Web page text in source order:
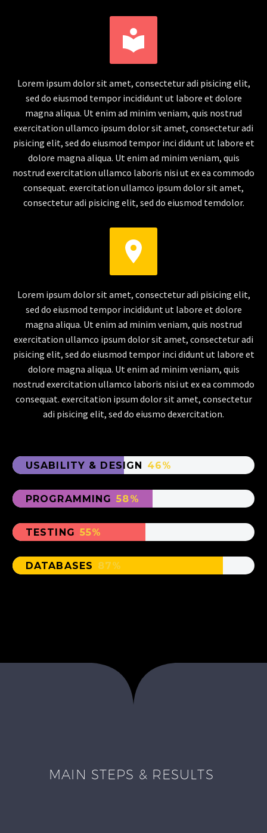


Lorem ipsum dolor sit amet, consectetur adi pisicing elit,
sed do eiusmod tempor incididunt ut labore et dolore
magna aliqua. Ut enim ad minim veniam, quis nostrud
exercitation ullamco ipsum dolor sit amet, consectetur adi
pisicing elit, sed do eiusmod tempor inci didunt ut labore et
dolore magna aliqua. Ut enim ad minim veniam, quis
nostrud exercitation ullamco laboris nisi ut ex ea commodo
consequat. exercitation ullamco ipsum dolor sit amet,
consectetur adi pisicing elit, sed do eiusmod temdolor.


Lorem ipsum dolor sit amet, consectetur adi pisicing elit,
sed do eiusmod tempor incididunt ut labore et dolore
magna aliqua. Ut enim ad minim veniam, quis nostrud
exercitation ullamco ipsum dolor sit amet, consectetur adi
pisicing elit, sed do eiusmod tempor inci didunt ut labore et
dolore magna aliqua. Ut enim ad minim veniam, quis
nostrud exercitation ullamco laboris nisi ut ex ea commodo
consequat. exercitation ipsum dolor sit amet, consectetur
adi pisicing elit, sed do eiusmo dexercitation.
USABILITY & DESIGN 46%
PROGRAMMING 58%
TESTING 55%
DATABASES 87%
MAIN STEPS & RESULTS